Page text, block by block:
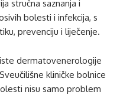
stručna saznanja i
bolesti i infekcija, s
prevenciju i liječenje.
dermatovenerologije
kliničke bolnice
nisu samo problem